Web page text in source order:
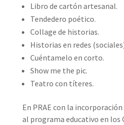
Libro de cartón artesanal.
Tendedero poético.
Collage de historias.
Historias en redes
Cuéntamelo en corto.
Show me the pic.
Teatro con títeres.
En PRAE con la
al programa educativo en los